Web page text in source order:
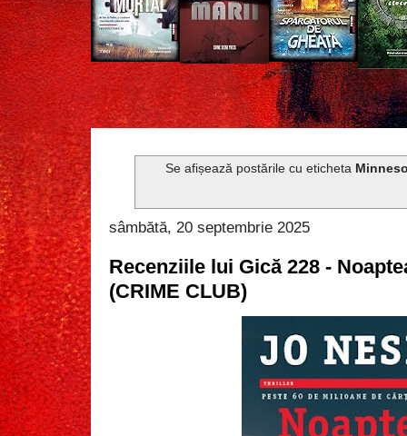
Se afișează postările cu eticheta
sâmbătă, 20 septembrie 2025
Recenziile lui Gică 228 -
(CRIME CLUB)